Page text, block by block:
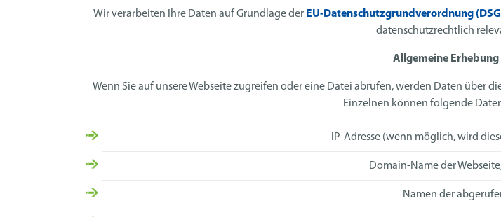
Wir verarbeiten Ihre Daten auf Grundlage der EU-Datenschutzgrundverordnung
datenschutzrechtlich
Allgemeine Erhebung
Wenn Sie auf unsere Webseite zugreifen oder eine Datei abrufen, werden Daten über
Einzelnen können folgende
IP-Adresse (wenn möglich, wird
Domain-Name der
Namen der